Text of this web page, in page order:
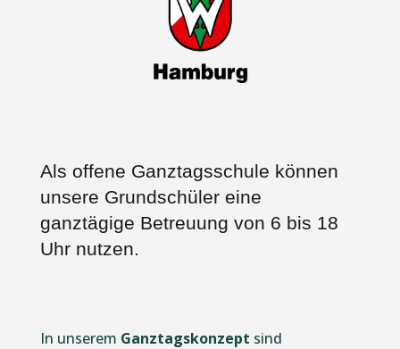
Als offene Ganztagsschule können
unsere Grundschüler eine
ganztägige Betreuung von 6 bis 18
Uhr nutzen.
In unserem Ganztagskonzept sind